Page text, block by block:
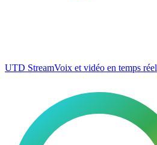
UTD StreamVoix et vidéo en temps réel